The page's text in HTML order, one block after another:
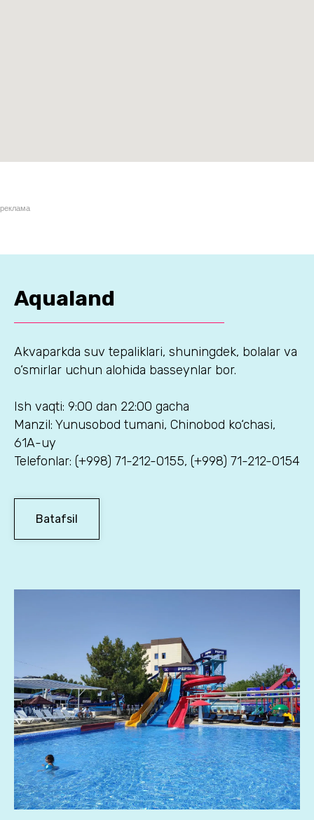
реклама
Aqualand
Akvaparkda suv tepaliklari, shuningdek, bolalar va
o‘smirlar uchun alohida basseynlar bor.
Ish vaqti: 9:00 dan 22:00 gacha
Manzil: Yunusobod tumani, Chinobod ko‘chasi,
61A-uy
Telefonlar: (+998) 71-212-0155, (+998) 71-212-0154
Batafsil